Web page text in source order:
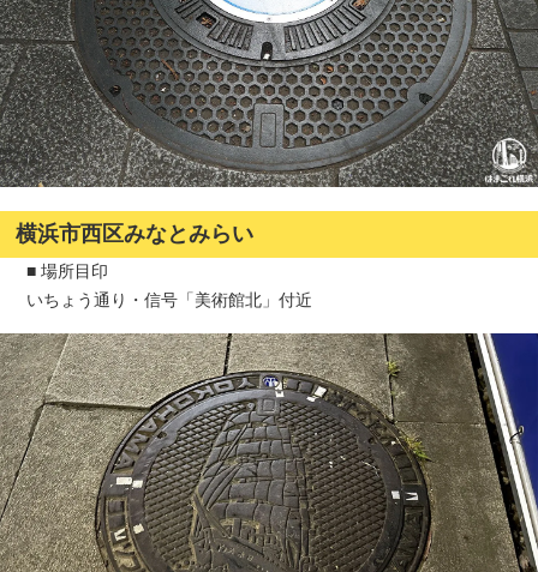
横浜市西区みなとみらい
■ 場所目印
いちょう通り・信号「美術館北」付近